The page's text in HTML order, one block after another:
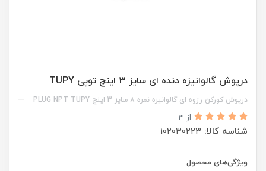
درپوش گالوانیزه دنده ای سایز 3 اینچ توپی TUPY
درپوش کورکن رزوه ای گالوانیزه نمره 8 سایز 3 اینچ PLUG NPT TUPY
از 3
شناسه کالا: 102030223
ویژگی‌های محصول